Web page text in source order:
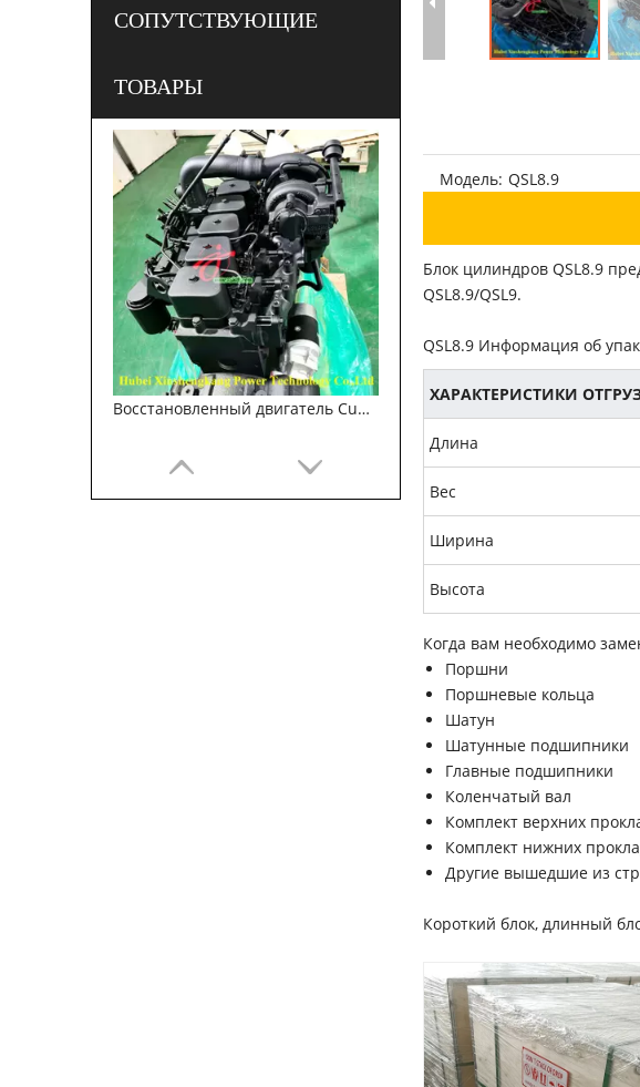
СОПУТСТВУЮЩИЕ
ТОВАРЫ
Восстановленный двигатель Cummins 6BT5.9 для строительных машин
Модель: QSL8.9
Блок цилиндров QSL8.9
QSL8.9/QSL9.
QSL8.9 Информация об
ХАРАКТЕРИСТИКИ
Длина
Вес
Ширина
Высота
Когда вам необходимо
Поршни
Поршневые кольца
Шатун
Шатунные подшипники
Главные подшипники
Коленчатый вал
Комплект верхних
Комплект нижних
Другие вышедшие из
Короткий блок, длинный